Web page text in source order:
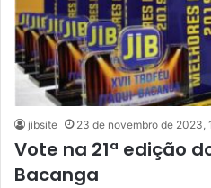
jibsite 23 de novembro de 2023,
Vote na 21ª edição
Bacanga